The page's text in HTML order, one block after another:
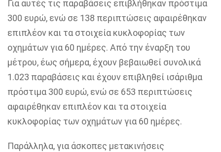
Για αυτές τις παραβάσεις επιβλήθηκαν πρόστιμα
300 ευρώ, ενώ σε 138 περιπτώσεις αφαιρέθηκαν
επιπλέον και τα στοιχεία κυκλοφορίας των
οχημάτων για 60 ημέρες. Από την έναρξη του
μέτρου, έως σήμερα, έχουν βεβαιωθεί συνολικά
1.023 παραβάσεις και έχουν επιβληθεί ισάριθμα
πρόστιμα 300 ευρώ, ενώ σε 653 περιπτώσεις
αφαιρέθηκαν επιπλέον και τα στοιχεία
κυκλοφορίας των οχημάτων για 60 ημέρες.
Παράλληλα, για άσκοπες μετακινήσεις